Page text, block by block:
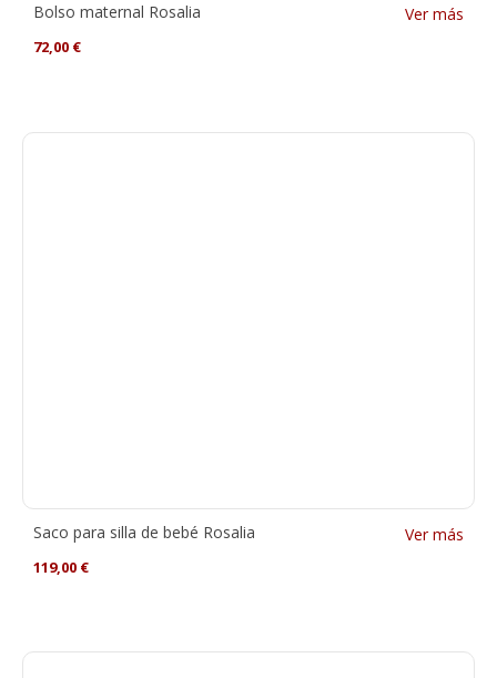
Bolso maternal Rosalia
72,00 €
Ver más
Saco para silla de bebé Rosalia
119,00 €
Ver más